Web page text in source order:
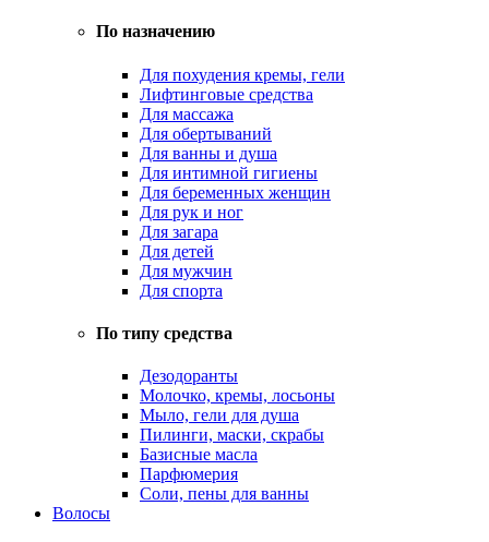
По назначению
Для похудения кремы, гели
Лифтинговые средства
Для массажа
Для обертываний
Для ванны и душа
Для интимной гигиены
Для беременных женщин
Для рук и ног
Для загара
Для детей
Для мужчин
Для спорта
По типу средства
Дезодоранты
Молочко, кремы, лосьоны
Мыло, гели для душа
Пилинги, маски, скрабы
Базисные масла
Парфюмерия
Соли, пены для ванны
Волосы